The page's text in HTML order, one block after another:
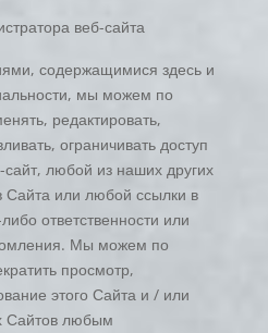
веб-сайта
содержащимися здесь и
мы можем по
редактировать,
ограничивать доступ
любой из наших других
Сайта или любой ссылки в
ответственности или
Мы можем по
просмотр,
этого Сайта и / или
Сайтов любым